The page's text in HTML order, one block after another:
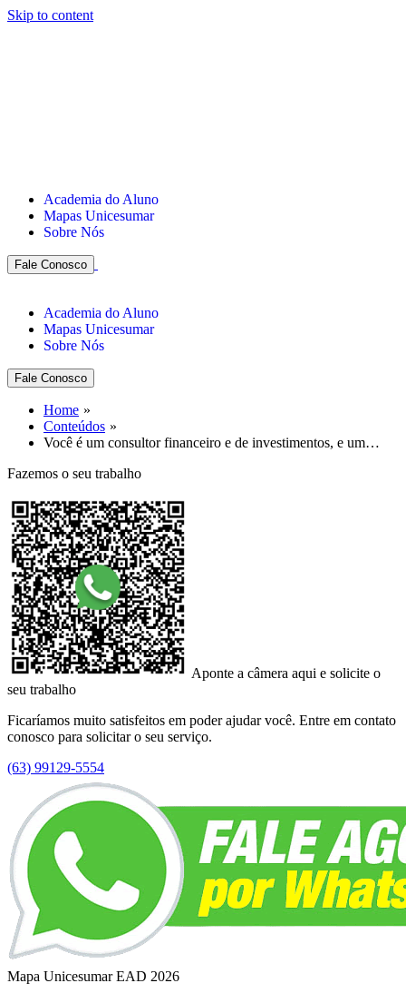
Skip to content
Academia do Aluno
Mapas Unicesumar
Sobre Nós
Fale Conosco
Academia do Aluno
Mapas Unicesumar
Sobre Nós
Fale Conosco
Home
Conteúdos
Você é um consultor financeiro e de investimentos, e um…
Fazemos o seu trabalho
Aponte a câmera aqui e solicite o
seu trabalho
Ficaríamos muito satisfeitos em poder ajudar você. Entre em contato
conosco para solicitar o seu serviço.
(63) 99129-5554
Mapa Unicesumar EAD 2026